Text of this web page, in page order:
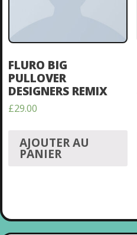
FLURO BIG
PULLOVER
DESIGNERS REMIX
£29.00
AJOUTER AU
PANIER